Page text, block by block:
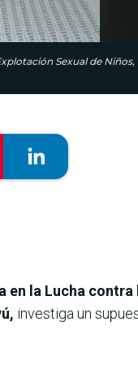
Sexual de Niños,
en la Lucha
investiga un